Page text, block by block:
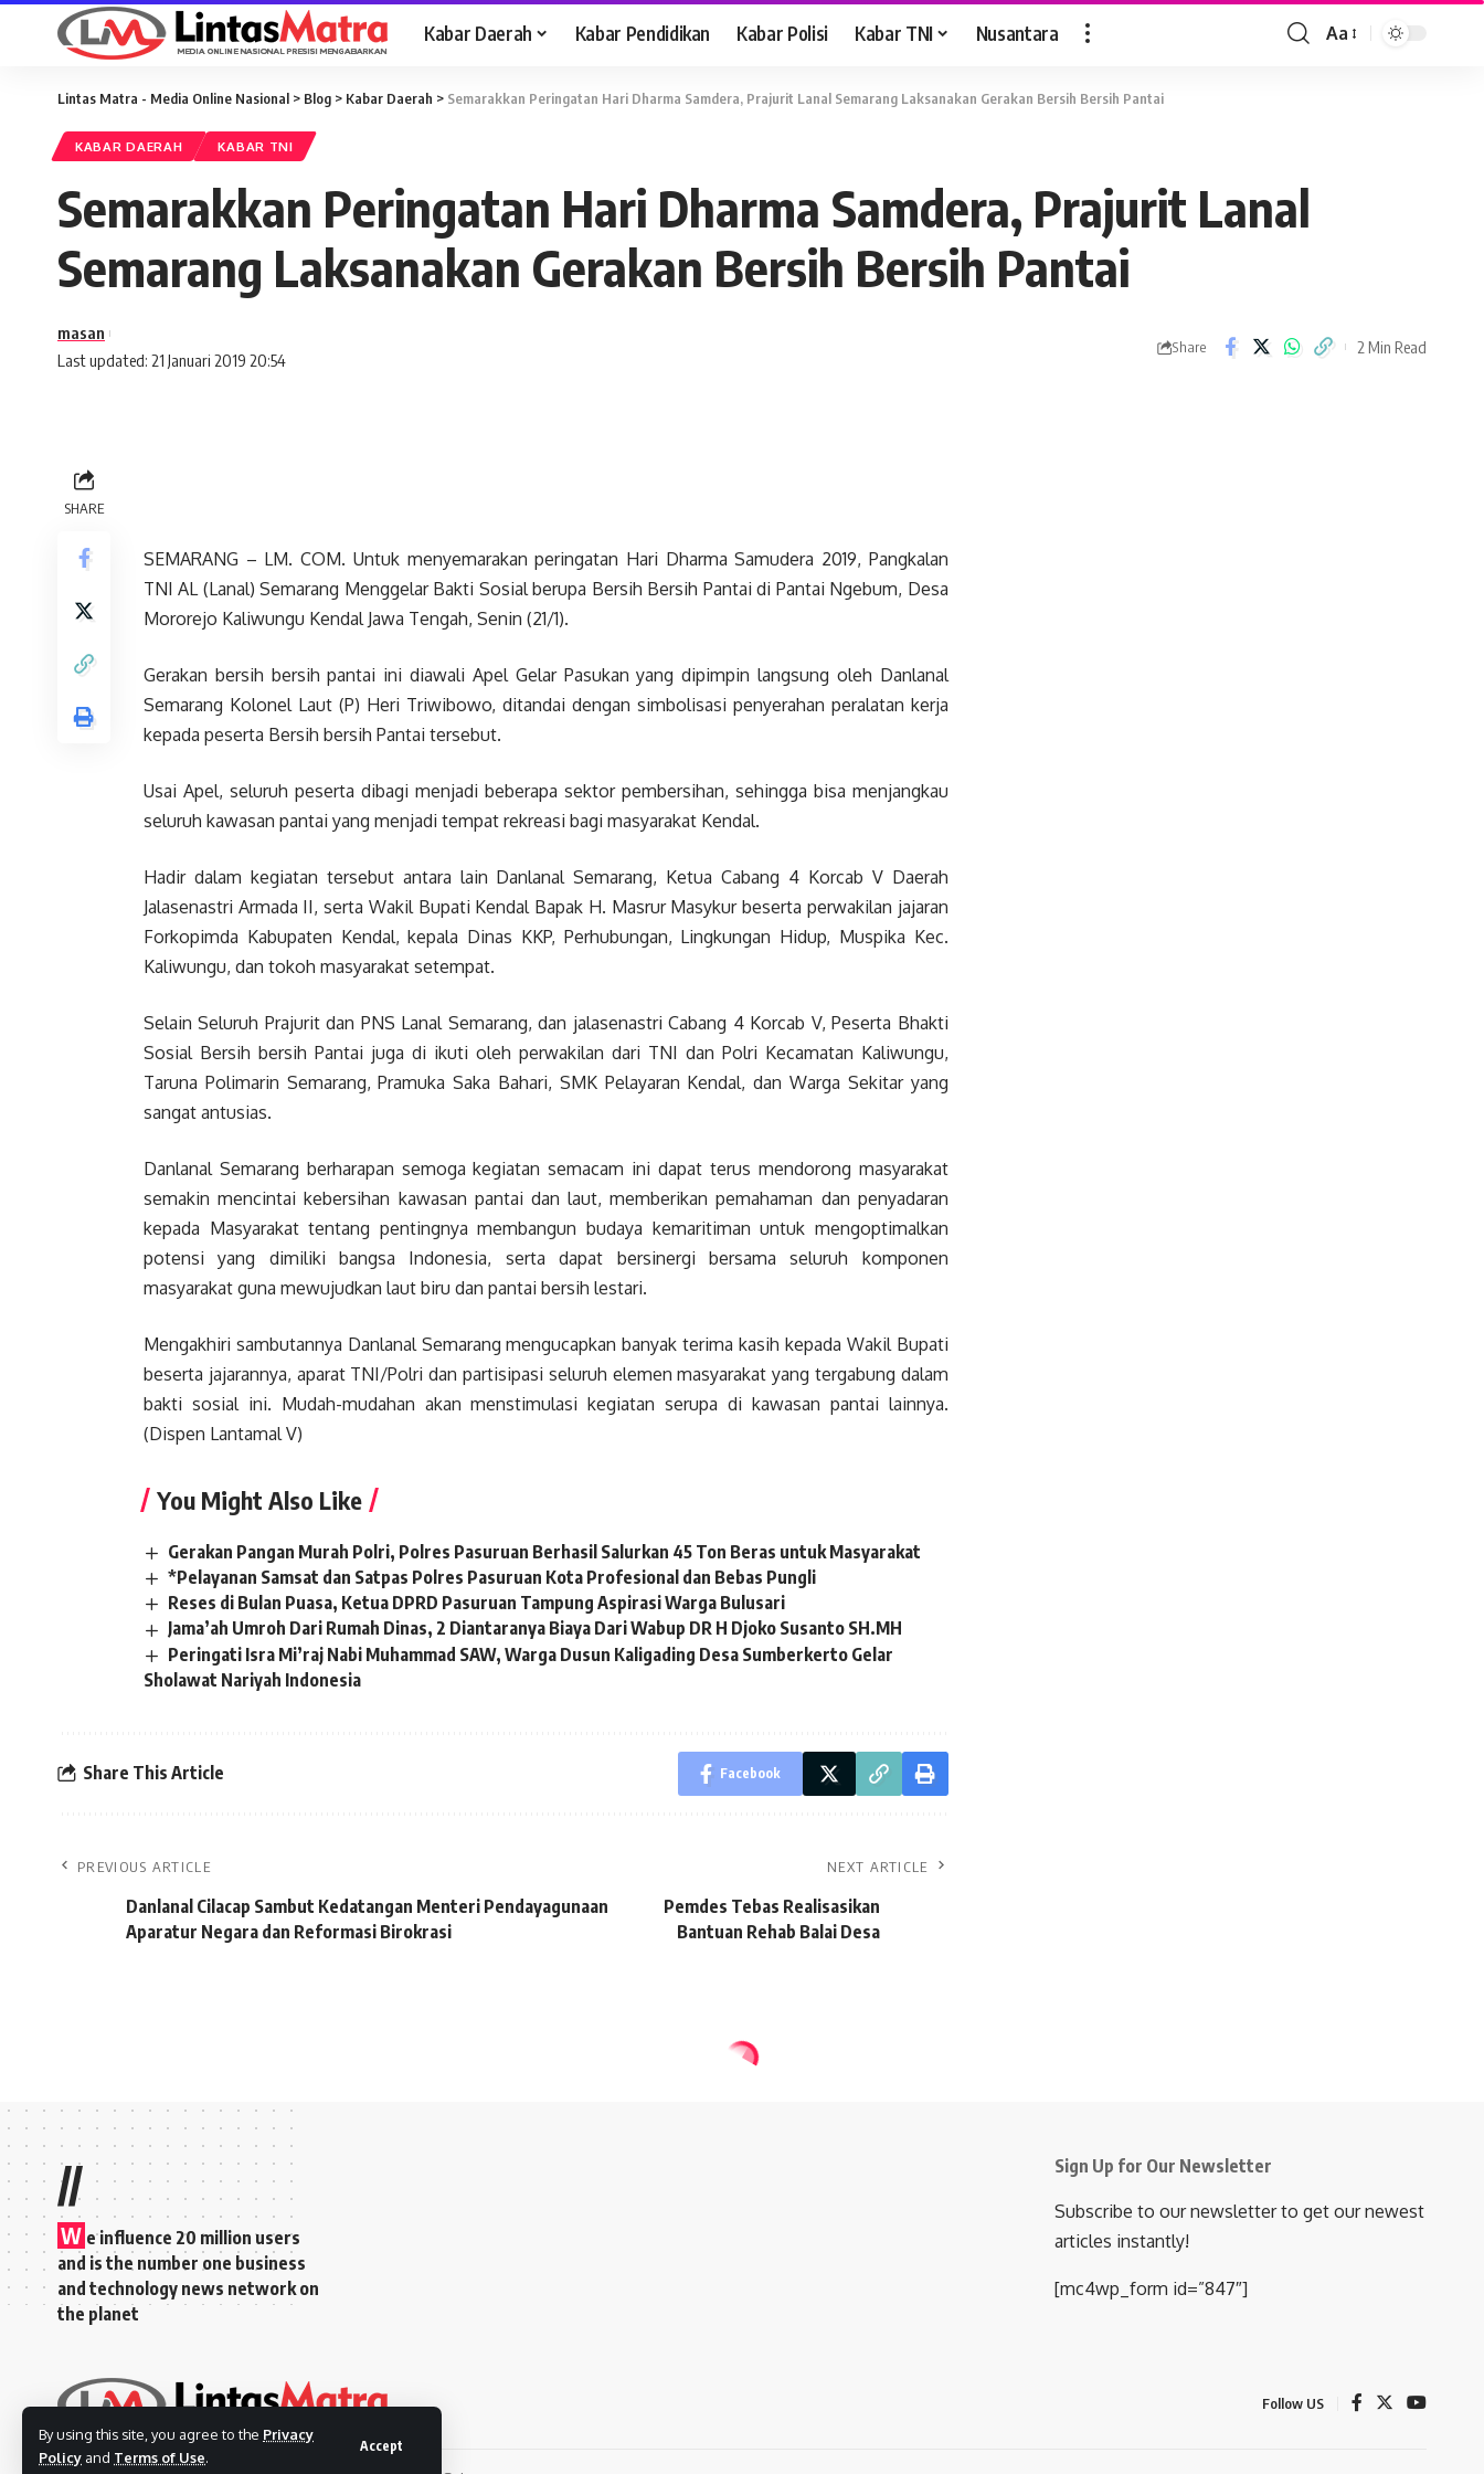
By using this site, you agree to the Privacy
Policy and Terms of Use.
Accept
Kabar Daerah Kabar Pendidikan Kabar Polisi Kabar TNI Nusantara
Font
Aa
Lintas Matra - Media Online Nasional > Blog > Kabar Daerah > Semarakkan Peringatan Hari Dharma Samdera, Prajurit Lanal Semarang Laksanakan Gerakan Bersih Bersih Pantai
KABAR DAERAH KABAR TNI
Semarakkan Peringatan Hari Dharma Samdera, Prajurit Lanal
Semarang Laksanakan Gerakan Bersih Bersih Pantai
Last updated: 21 Januari 2019 20:54
masan
Share 2 Min Read
SHARE
SEMARANG – LM. COM. Untuk menyemarakan peringatan Hari Dharma Samudera 2019, Pangkalan
TNI AL (Lanal) Semarang Menggelar Bakti Sosial berupa Bersih Bersih Pantai di Pantai Ngebum, Desa
Mororejo Kaliwungu Kendal Jawa Tengah, Senin (21/1).
Gerakan bersih bersih pantai ini diawali Apel Gelar Pasukan yang dipimpin langsung oleh Danlanal
Semarang Kolonel Laut (P) Heri Triwibowo, ditandai dengan simbolisasi penyerahan peralatan kerja
kepada peserta Bersih bersih Pantai tersebut.
Usai Apel, seluruh peserta dibagi menjadi beberapa sektor pembersihan, sehingga bisa menjangkau
seluruh kawasan pantai yang menjadi tempat rekreasi bagi masyarakat Kendal.
Hadir dalam kegiatan tersebut antara lain Danlanal Semarang, Ketua Cabang 4 Korcab V Daerah
Jalasenastri Armada II, serta Wakil Bupati Kendal Bapak H. Masrur Masykur beserta perwakilan jajaran
Forkopimda Kabupaten Kendal, kepala Dinas KKP, Perhubungan, Lingkungan Hidup, Muspika Kec.
Kaliwungu, dan tokoh masyarakat setempat.
Selain Seluruh Prajurit dan PNS Lanal Semarang, dan jalasenastri Cabang 4 Korcab V, Peserta Bhakti
Sosial Bersih bersih Pantai juga di ikuti oleh perwakilan dari TNI dan Polri Kecamatan Kaliwungu,
Taruna Polimarin Semarang, Pramuka Saka Bahari, SMK Pelayaran Kendal, dan Warga Sekitar yang
sangat antusias.
Danlanal Semarang berharapan semoga kegiatan semacam ini dapat terus mendorong masyarakat
semakin mencintai kebersihan kawasan pantai dan laut, memberikan pemahaman dan penyadaran
kepada Masyarakat tentang pentingnya membangun budaya kemaritiman untuk mengoptimalkan
potensi yang dimiliki bangsa Indonesia, serta dapat bersinergi bersama seluruh komponen
masyarakat guna mewujudkan laut biru dan pantai bersih lestari.
Mengakhiri sambutannya Danlanal Semarang mengucapkan banyak terima kasih kepada Wakil Bupati
beserta jajarannya, aparat TNI/Polri dan partisipasi seluruh elemen masyarakat yang tergabung dalam
bakti sosial ini. Mudah-mudahan akan menstimulasi kegiatan serupa di kawasan pantai lainnya.
(Dispen Lantamal V)
You Might Also Like
Gerakan Pangan Murah Polri, Polres Pasuruan Berhasil Salurkan 45 Ton Beras untuk Masyarakat
*Pelayanan Samsat dan Satpas Polres Pasuruan Kota Profesional dan Bebas Pungli
Reses di Bulan Puasa, Ketua DPRD Pasuruan Tampung Aspirasi Warga Bulusari
Jama’ah Umroh Dari Rumah Dinas, 2 Diantaranya Biaya Dari Wabup DR H Djoko Susanto SH.MH
Peringati Isra Mi’raj Nabi Muhammad SAW, Warga Dusun Kaligading Desa Sumberkerto Gelar
Sholawat Nariyah Indonesia
Share This Article Facebook
PREVIOUS ARTICLE
Danlanal Cilacap Sambut Kedatangan Menteri Pendayagunaan
Aparatur Negara dan Reformasi Birokrasi
NEXT ARTICLE
Pemdes Tebas Realisasikan
Bantuan Rehab Balai Desa
//
W e influence 20 million users
and is the number one business
and technology news network on
the planet
Sign Up for Our Newsletter
Subscribe to our newsletter to get our newest
articles instantly!
[mc4wp_form id=”847″]
Follow US